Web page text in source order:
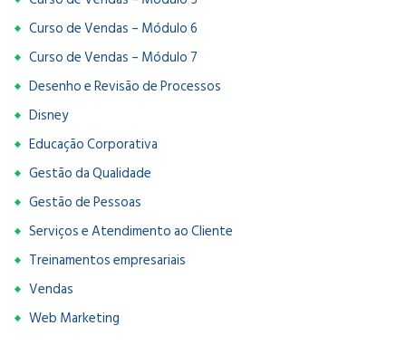
Curso de Vendas – Módulo 6
Curso de Vendas – Módulo 7
Desenho e Revisão de Processos
Disney
Educação Corporativa
Gestão da Qualidade
Gestão de Pessoas
Serviços e Atendimento ao Cliente
Treinamentos empresariais
Vendas
Web Marketing